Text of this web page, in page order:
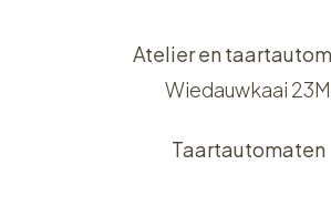
Atelier en
Wiedauwkaai 23M
Taartautomaten